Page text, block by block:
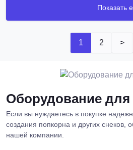
Показать
1 2 >
Оборудование для
Если вы нуждаетесь в покупке
создания попкорна и других снеков,
нашей компании.